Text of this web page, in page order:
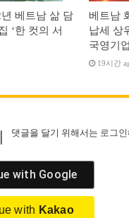
베트남 삶 담
‘한 컷의 서
베트남
납세 상
국영기업
19시간
댓글을 달기 위해서는 로그인
with Google
with Kakao